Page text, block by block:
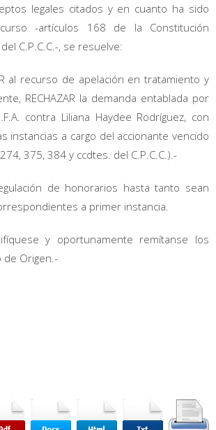
legales citados y en cuanto ha sido
-artículos 168 de la Constitución
C.P.C.C.-, se resuelve:
al recurso de apelación en tratamiento y
RECHAZAR la demanda entablada por
contra Liliana Haydee Rodríguez, con
instancias a cargo del accionante vencido
375, 384 y ccdtes. del C.P.C.C.).-
de honorarios hasta tanto sean
a primer instancia.
y oportunamente remítanse los
de Origen.-